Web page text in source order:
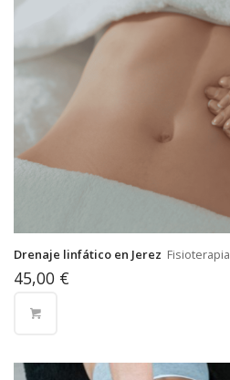
Drenaje linfático en Jerez Fisioterapia
45,00 €